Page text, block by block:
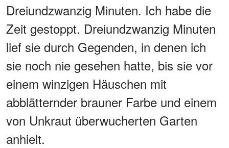
Dreiundzwanzig Minuten. Ich habe die
Zeit gestoppt. Dreiundzwanzig Minuten
lief sie durch Gegenden, in denen ich
sie noch nie gesehen hatte, bis sie vor
einem winzigen Häuschen mit
abblätternder brauner Farbe und einem
von Unkraut überwucherten Garten
anhielt.